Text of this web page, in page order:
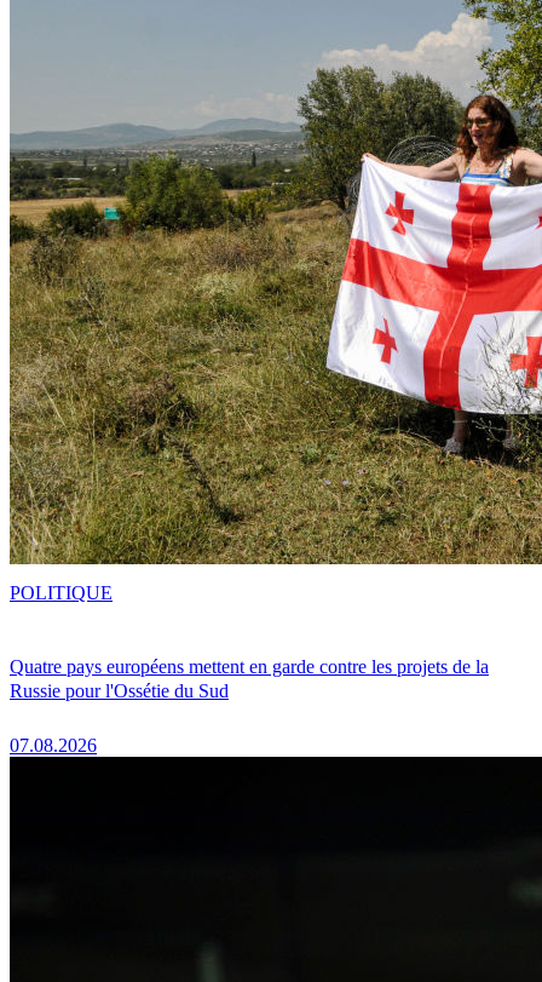
Quatre pays européens mettent en garde contre les projets de la
Russie pour l'Ossétie du Sud
07.08.2026
POLITIQUE